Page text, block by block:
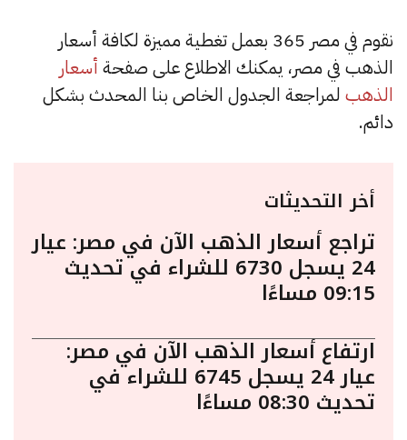
نقوم في مصر 365 بعمل تغطية مميزة لكافة أسعار
الذهب في مصر، يمكنك الاطلاع على صفحة أسعار
الذهب لمراجعة الجدول الخاص بنا المحدث بشكل
دائم.
أخر التحديثات
تراجع أسعار الذهب الآن في مصر: عيار
24 يسجل 6730 للشراء في تحديث
09:15 مساءًا
ارتفاع أسعار الذهب الآن في مصر:
عيار 24 يسجل 6745 للشراء في
تحديث 08:30 مساءًا